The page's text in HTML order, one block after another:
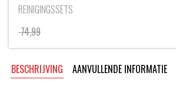
REINIGINGSSETS
74,99
BESCHRIJVING AANVULLENDE INFORMATIE